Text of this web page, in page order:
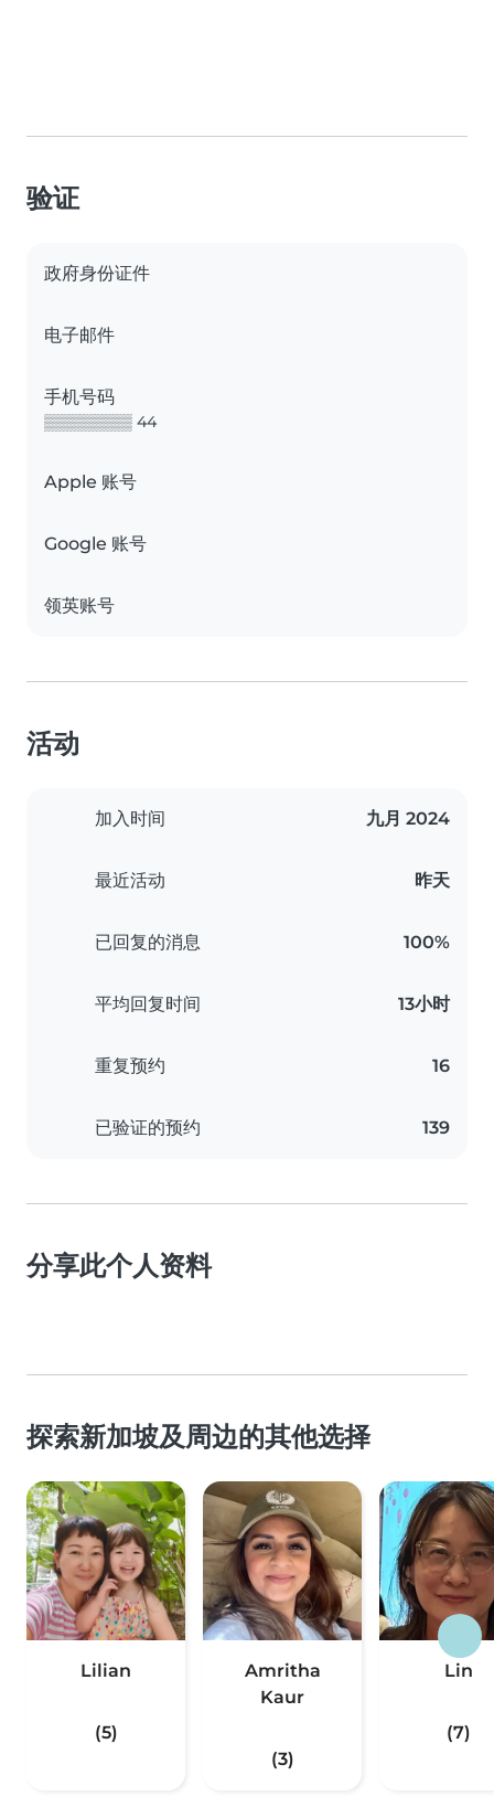
验证
政府身份证件
电子邮件
手机号码
▒▒▒▒▒▒▒▒ 44
Apple 账号
Google 账号
领英账号
活动
加入时间 九月 2024
最近活动 昨天
已回复的消息 100%
平均回复时间 13小时
重复预约 16
已验证的预约 139
分享此个人资料
探索新加坡及周边的其他选择
Lilian
(5)
Amritha
Kaur
(3)
Lin
(7)